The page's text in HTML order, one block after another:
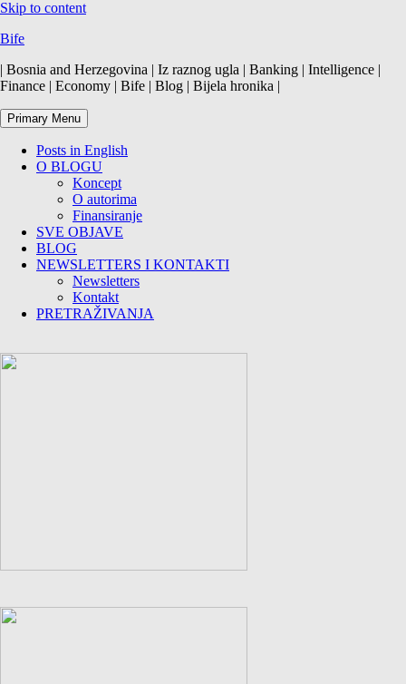
Skip to content
Bife
| Bosnia and Herzegovina | Iz raznog ugla | Banking | Intelligence |
Finance | Economy | Bife | Blog | Bijela hronika |
Primary Menu
Posts in English
O BLOGU
Koncept
O autorima
Finansiranje
SVE OBJAVE
BLOG
NEWSLETTERS I KONTAKTI
Newsletters
Kontakt
PRETRAŽIVANJA